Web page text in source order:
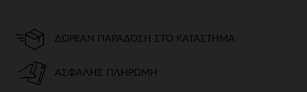
ΔΩΡΕΆΝ ΠΑΡΆΔΟΣΗ ΣΤΟ ΚΑΤΆΣΤΗΜΑ
ΑΣΦΑΛΉΣ ΠΛΗΡΩΜΉ